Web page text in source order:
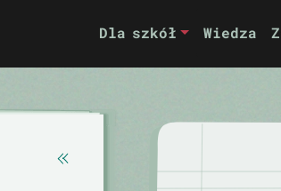
Dla szkół Wiedza